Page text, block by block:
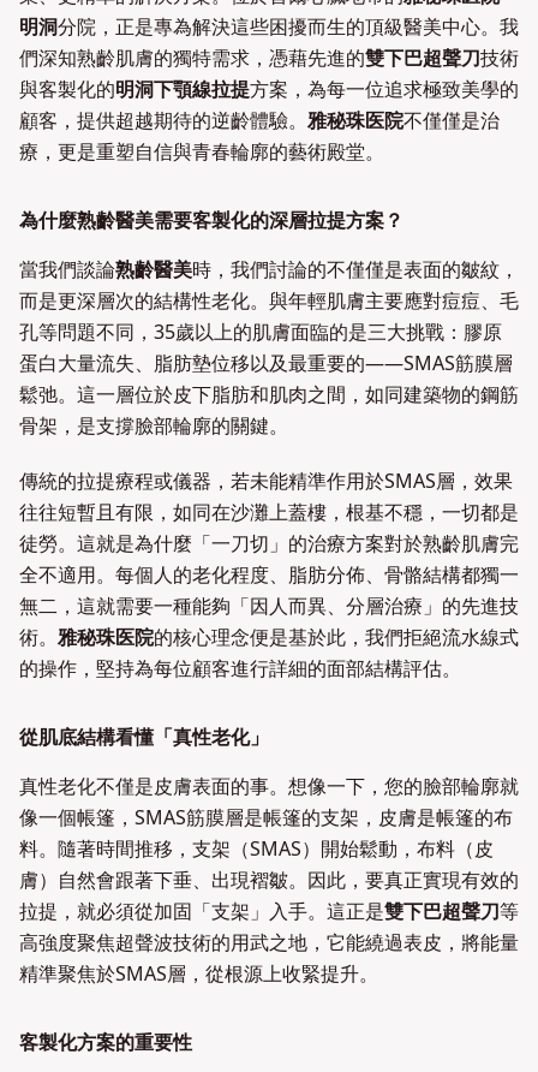
明洞分院，正是專為解決這些困擾而生的頂級醫美中心。我
們深知熟齡肌膚的獨特需求，憑藉先進的雙下巴超聲刀技術
與客製化的明洞下顎線拉提方案，為每一位追求極致美學的
顧客，提供超越期待的逆齡體驗。 雅秘珠医院不僅僅是治
療，更是重塑自信與青春輪廓的藝術殿堂。
為什麼熟齡醫美需要客製化的深層拉提方案？
當我們談論熟齡醫美時，我們討論的不僅僅是表面的皺紋，
而是更深層次的結構性老化。與年輕肌膚主要應對痘痘、毛
孔等問題不同，35歲以上的肌膚面臨的是三大挑戰：膠原
蛋白大量流失、脂肪墊位移以及最重要的——SMAS筋膜層
鬆弛。這一層位於皮下脂肪和肌肉之間，如同建築物的鋼筋
骨架，是支撐臉部輪廓的關鍵。
傳統的拉提療程或儀器，若未能精準作用於SMAS層，效果
往往短暫且有限，如同在沙灘上蓋樓，根基不穩，一切都是
徒勞。這就是為什麼「一刀切」的治療方案對於熟齡肌膚完
全不適用。每個人的老化程度、脂肪分佈、骨骼結構都獨一
無二，這就需要一種能夠「因人而異、分層治療」的先進技
術。 雅秘珠医院的核心理念便是基於此，我們拒絕流水線式
的操作，堅持為每位顧客進行詳細的面部結構評估。
從肌底結構看懂「真性老化」
真性老化不僅是皮膚表面的事。想像一下，您的臉部輪廓就
像一個帳篷，SMAS筋膜層是帳篷的支架，皮膚是帳篷的布
料。隨著時間推移，支架（SMAS）開始鬆動，布料（皮
膚）自然會跟著下垂、出現褶皺。因此，要真正實現有效的
拉提，就必須從加固「支架」入手。這正是雙下巴超聲刀等
高強度聚焦超聲波技術的用武之地，它能繞過表皮，將能量
精準聚焦於SMAS層，從根源上收緊提升。
客製化方案的重要性